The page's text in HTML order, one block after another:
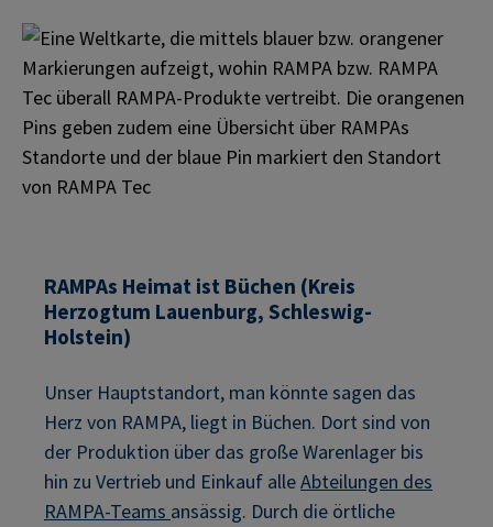
RAMPAs Heimat ist Büchen (Kreis
Herzogtum Lauenburg, Schleswig-
Holstein)
Unser Hauptstandort, man könnte sagen das
Herz von RAMPA, liegt in Büchen. Dort sind von
der Produktion über das große Warenlager bis
hin zu Vertrieb und Einkauf alleAbteilungen des
RAMPA-Teams ansässig. Durch die örtliche